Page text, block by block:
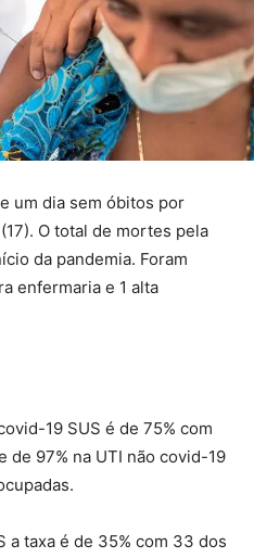
um dia sem óbitos por
O total de mortes pela
da pandemia. Foram
enfermaria e 1 alta
19 SUS é de 75% com
97% na UTI não covid-19
a taxa é de 35% com 33 dos